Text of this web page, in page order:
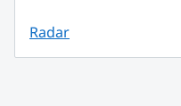
Radar